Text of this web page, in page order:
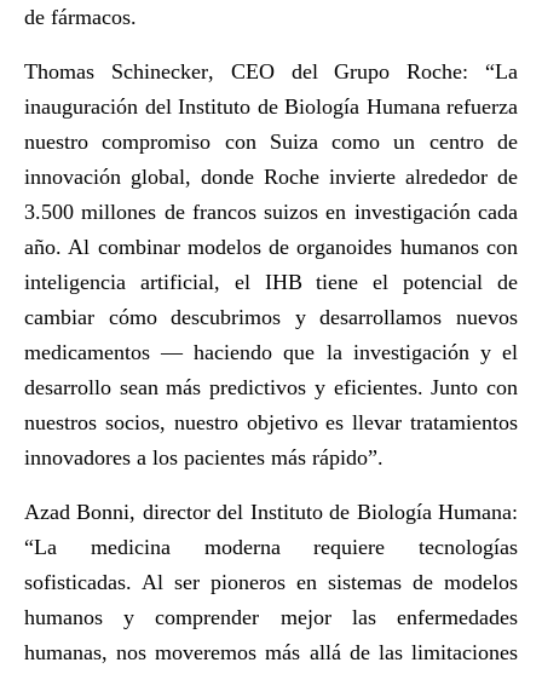
de fármacos.
Thomas Schinecker, CEO del Grupo Roche: “La
inauguración del Instituto de Biología Humana refuerza
nuestro compromiso con Suiza como un centro de
innovación global, donde Roche invierte alrededor de
3.500 millones de francos suizos en investigación cada
año. Al combinar modelos de organoides humanos con
inteligencia artificial, el IHB tiene el potencial de
cambiar cómo descubrimos y desarrollamos nuevos
medicamentos — haciendo que la investigación y el
desarrollo sean más predictivos y eficientes. Junto con
nuestros socios, nuestro objetivo es llevar tratamientos
innovadores a los pacientes más rápido”.
Azad Bonni, director del Instituto de Biología Humana:
“La medicina moderna requiere tecnologías
sofisticadas. Al ser pioneros en sistemas de modelos
humanos y comprender mejor las enfermedades
humanas, nos moveremos más allá de las limitaciones